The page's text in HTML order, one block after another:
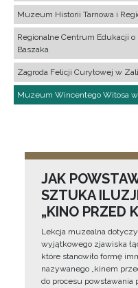
Muzeum Historii Tarnowa i
Regionalne Centrum Edukacji
Baszaka
Zagroda Felicji Curyłowej w
Muzeum Wincentego Witosa
JAK
SZTUKA
„KINO PRZED
Lekcja muzealna
wyjątkowego zjawiska
które stanowiło formę
nazywanego „kinem
do procesu powstawania